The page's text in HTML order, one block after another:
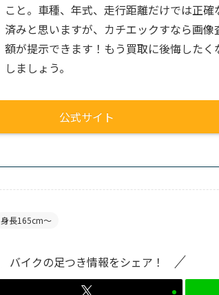
こと。車種、年式、走行距離だけでは正
済みと思いますが、カチエックすなら画
額が提示できます！もう買取に後悔した
しましょう。
公式サイト
身長165cm〜
バイクの足つき情報をシェア！